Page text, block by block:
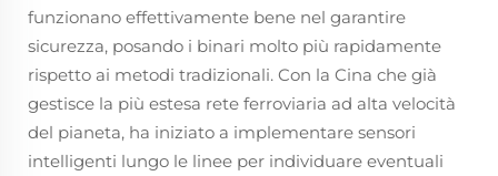
funzionano effettivamente bene nel garantire
sicurezza, posando i binari molto più rapidamente
rispetto ai metodi tradizionali. Con la Cina che già
gestisce la più estesa rete ferroviaria ad alta velocità
del pianeta, ha iniziato a implementare sensori
intelligenti lungo le linee per individuare eventuali